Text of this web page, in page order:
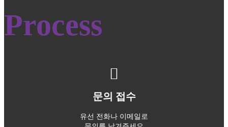
Process
문의 접수
유선 전화나 이메일로